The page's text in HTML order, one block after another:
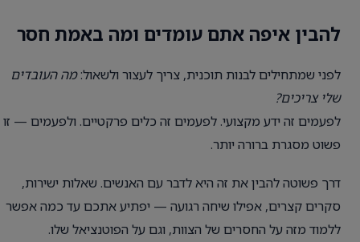
להבין איפה אתם עומדים ומה באמת חסר
לפני שמתחילים לבנות תוכנית, צריך לעצור ולשאול:מה העובדים
שלי צריכים?
לפעמים זה ידע מקצועי. לפעמים זה כלים פרקטיים. ולפעמים — זו
פשוט מסגרת ברורה יותר.
דרך פשוטה להבין את זה היא לדבר עם האנשים. שאלות ישירות,
סקרים קצרים, אפילו שיחה רגועה — יפתיע אתכם עד כמה אפשר
ללמוד מזה על החסרים של הצוות, וגם על הפוטנציאל שלו.